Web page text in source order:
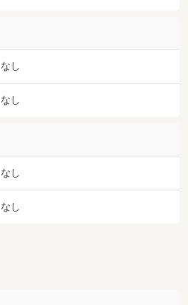
なし
なし
なし
なし